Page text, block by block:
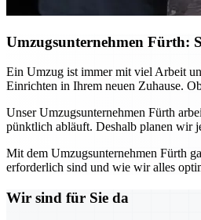
Umzugsunternehmen Fürth:
Ein Umzug ist immer mit viel Arbeit
Einrichten in Ihrem neuen Zuhause.
Unser Umzugsunternehmen Fürth
pünktlich abläuft. Deshalb planen wir
Mit dem Umzugsunternehmen Fürth
erforderlich sind und wie wir alles
Wir sind für Sie da